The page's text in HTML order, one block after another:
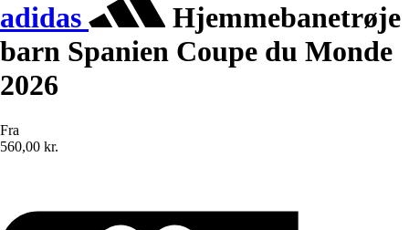
adidas
Hjemmebanetrøje
barn Spanien Coupe du Monde
2026
Fra
560,00 kr.